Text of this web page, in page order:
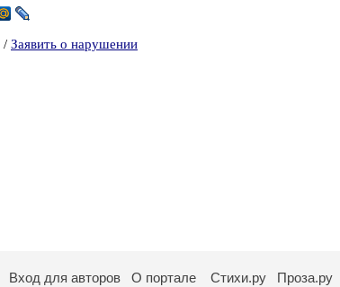
/ Заявить о нарушении
Вход для авторов О портале Стихи.ру Проза.ру